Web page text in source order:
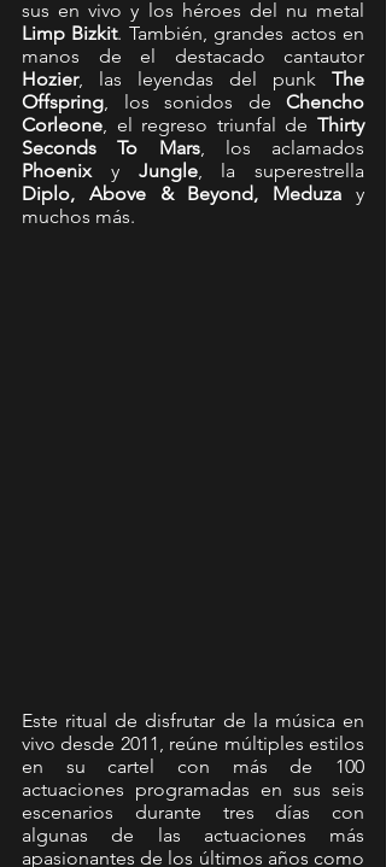
Limp Bizkit. También, grandes actos en
Hozier, las leyendas del punk The
Offspring , los sonidos de Chencho
Corleone , el regreso triunfal de Thirty
Seconds To Mars
Phoenix y Jungle
Diplo, Above & Beyond, Meduza y
muchos más.
Este ritual de disfrutar de la música en
vivo desde 2011, reúne múltiples estilos
en su cartel con más de 100
actuaciones programadas en sus seis
escenarios durante tres días con
algunas de las actuaciones más